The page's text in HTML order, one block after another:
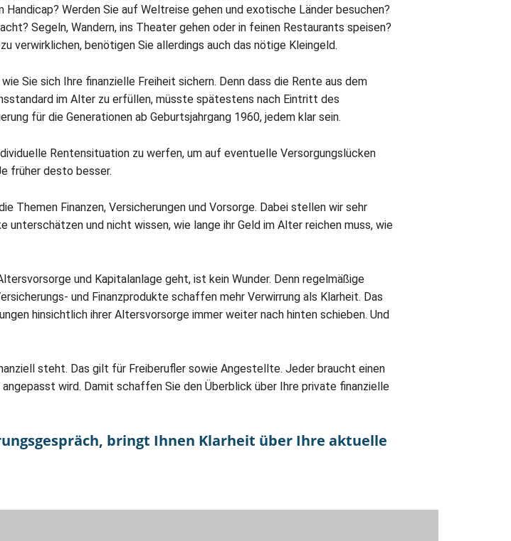
Werden Sie auf Weltreise gehen und exotische Länder besuchen?
Segeln, Wandern, ins Theater gehen oder in feinen Restaurants speisen?
verwirklichen, benötigen Sie allerdings auch das nötige Kleingeld.
Sie sich Ihre finanzielle Freiheit sichern. Denn dass die Rente aus dem
im Alter zu erfüllen, müsste spätestens nach Eintritt des
für die Generationen ab Geburtsjahrgang 1960, jedem klar sein.
Rentensituation zu werfen, um auf eventuelle Versorgungslücken
früher desto besser.
Themen Finanzen, Versicherungen und Vorsorge. Dabei stellen wir sehr
und nicht wissen, wie lange ihr Geld im Alter reichen muss, wie
und Kapitalanlage geht, ist kein Wunder. Denn regelmäßige
und Finanzprodukte schaffen mehr Verwirrung als Klarheit. Das
hinsichtlich ihrer Altersvorsorge immer weiter nach hinten schieben. Und
steht. Das gilt für Freiberufler sowie Angestellte. Jeder braucht einen
wird. Damit schaffen Sie den Überblick über Ihre private finanzielle
bringt Ihnen Klarheit über Ihre aktuelle